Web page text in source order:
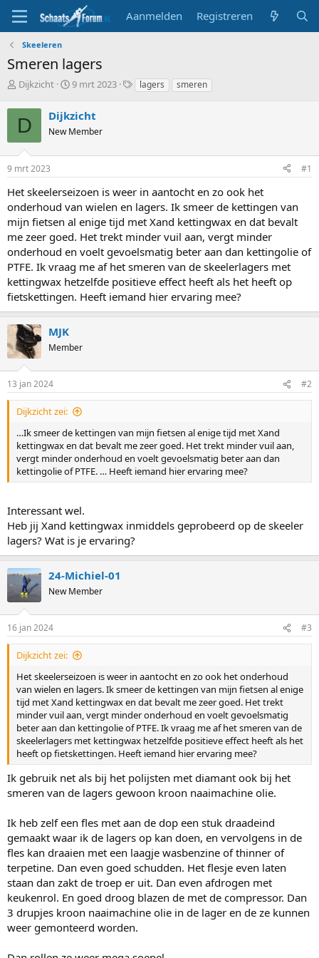
Aanmelden Registreren
Skeeleren
Smeren lagers
T
p
i
c
t
a
t
e
r
Dijkzicht
S
a
r
t
a
u
m
9 mrt 2023
Tlagers smeren
D Dijkzicht
New Member
9 mrt 2023 #1
Het skeelerseizoen is weer in aantocht en zo ook het
onderhoud van wielen en lagers. Ik smeer de kettingen van
mijn fietsen al enige tijd met Xand kettingwax en dat bevalt
me zeer goed. Het trekt minder vuil aan, vergt minder
onderhoud en voelt gevoelsmatig beter aan dan kettingolie of
PTFE. Ik vraag me af het smeren van de skeelerlagers met
kettingwax hetzelfde positieve effect heeft als het heeft op
fietskettingen. Heeft iemand hier ervaring mee?
MJK
Member
13 jan 2024 #2
Dijkzicht zei:
…Ik smeer de kettingen van mijn fietsen al enige tijd met Xand
kettingwax en dat bevalt me zeer goed. Het trekt minder vuil aan,
vergt minder onderhoud en voelt gevoelsmatig beter aan dan
kettingolie of PTFE. … Heeft iemand hier ervaring mee?
Interessant wel.
Heb jij Xand kettingwax inmiddels geprobeerd op de skeeler
lagers? Wat is je ervaring?
24-Michiel-01
New Member
16 jan 2024 #3
Dijkzicht zei:
Het skeelerseizoen is weer in aantocht en zo ook het onderhoud
van wielen en lagers. Ik smeer de kettingen van mijn fietsen al enige
tijd met Xand kettingwax en dat bevalt me zeer goed. Het trekt
minder vuil aan, vergt minder onderhoud en voelt gevoelsmatig
beter aan dan kettingolie of PTFE. Ik vraag me af het smeren van de
skeelerlagers met kettingwax hetzelfde positieve effect heeft als het
heeft op fietskettingen. Heeft iemand hier ervaring mee?
Ik gebruik net als bij het polijsten met diamant ook bij het
smeren van de lagers gewoon kroon naaimachine olie.
Ik heb zelf een fles met aan de dop een stuk draadeind
gemaakt waar ik de lagers op kan doen, en vervolgens in de
fles kan draaien met een laagje wasbenzine of thinner of
terpetine. Dan even goed schudden. Het flesje even laten
staan dan zakt de troep er uit. Dan even afdrogen met
keukenrol. En goed droog blazen de met de compressor. Dan
3 drupjes kroon naaimachine olie in de lager en de ze kunnen
weer gemonteerd worden.